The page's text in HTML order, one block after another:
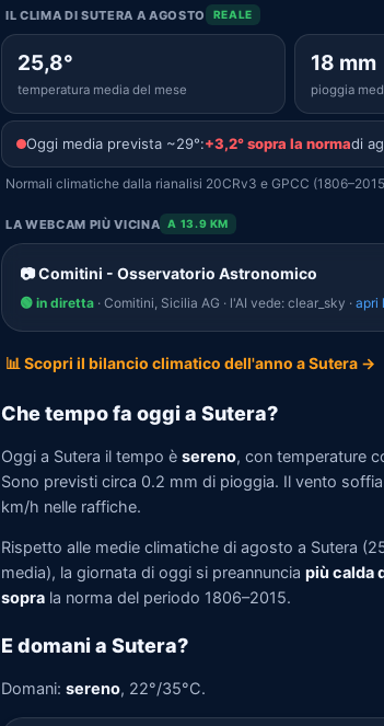
IL CLIMA DI SUTERA A AGOSTO REALE
25,8°
temperatura media del mese
18 mm
pioggia
Oggi media prevista ~29°:+3,2° sopra la normadi
Normali climatiche dalla rianalisi 20CRv3 e GPCC
LA WEBCAM PIÙ VICINA A 13.9 KM
📷 Comitini - Osservatorio Astronomico
🟢 in diretta · Comitini, Sicilia AG · l'AI vede: clear_sky · apri
📊 Scopri il bilancio climatico dell'anno a Sutera →
Che tempo fa oggi a Sutera?
Oggi a Sutera il tempo è sereno, con temperature
Sono previsti circa 0.2 mm di pioggia. Il vento
km/h nelle raffiche.
Rispetto alle medie climatiche di agosto a Sutera
media), la giornata di oggi si preannuncia più calda
sopra la norma del periodo 1806–2015.
E domani a Sutera?
Domani: sereno, 22°/35°C.